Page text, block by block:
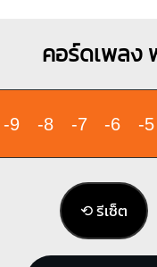
คอร์ดเพลง
-9 -8 -7 -6 -5
⟲ รีเซ็ต